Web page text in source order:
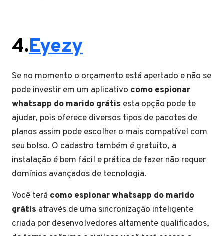
4.Eyezy
Se no momento o orçamento está apertado e não se
pode investir em um aplicativo como espionar
whatsapp do marido grátis esta opção pode te
ajudar, pois oferece diversos tipos de pacotes de
planos assim pode escolher o mais compatível com
seu bolso. O cadastro também é gratuito, a
instalação é bem fácil e prática de fazer não requer
domínios avançados de tecnologia.
Você terá como espionar whatsapp do marido
grátis através de uma sincronização inteligente
criada por desenvolvedores altamente qualificados,